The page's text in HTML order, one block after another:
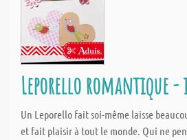
Leporello romantique -
Un Leporello fait soi-même laisse
et fait plaisir à tout le monde. Qui ne